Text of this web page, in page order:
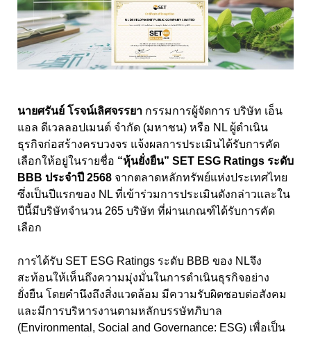
นายศรันย์ โรจน์เลิศจรรยา กรรมการผู้จัดการ บริษัท เอ็น
แอล ดีเวลลอปเมนต์ จำกัด (มหาชน) หรือ NL ผู้ดำเนิน
ธุรกิจก่อสร้างครบวงจร แจ้งผลการประเมินได้รับการคัด
เลือกให้อยู่ในรายชื่อ “หุ้นยั่งยืน” SET ESG Ratings ระดับ
BBB ประจำปี 2568 จากตลาดหลักทรัพย์แห่งประเทศไทย
ซึ่งเป็นปีแรกของ NL ที่เข้าร่วมการประเมินดังกล่าวและใน
ปีนี้มีบริษัทจำนวน 265 บริษัท ที่ผ่านเกณฑ์ได้รับการคัด
เลือก
การได้รับ SET ESG Ratings ระดับ BBB ของ NLจึง
สะท้อนให้เห็นถึงความมุ่งมั่นในการดำเนินธุรกิจอย่าง
ยั่งยืน โดยคำนึงถึงสิ่งแวดล้อม มีความรับผิดชอบต่อสังคม
และมีการบริหารงานตามหลักบรรษัทภิบาล
(Environmental, Social and Governance: ESG) เพื่อเป็น